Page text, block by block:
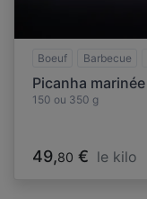
Boeuf Barbecue
Picanha marinée
150 ou 350 g
49,80 € le kilo